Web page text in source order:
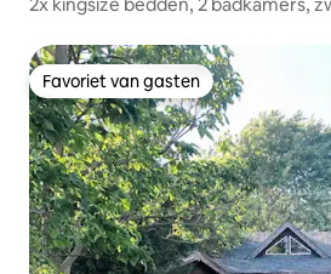
Favoriet van gasten
Favoriet van gasten